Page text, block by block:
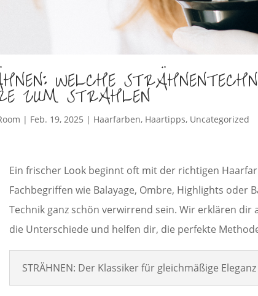
WELCHE
ZUM STRAHLEN
| Feb. 19, 2025 | Haarfarben, Haartipps, Uncategorized
Ein frischer Look beginnt oft mit der richtigen
Fachbegriffen wie Balayage, Ombre, Highlights oder
Technik ganz schön verwirrend sein. Wir erklären
die Unterschiede und helfen dir, die perfekte
STRÄHNEN: Der Klassiker für gleichmäßige Eleganz